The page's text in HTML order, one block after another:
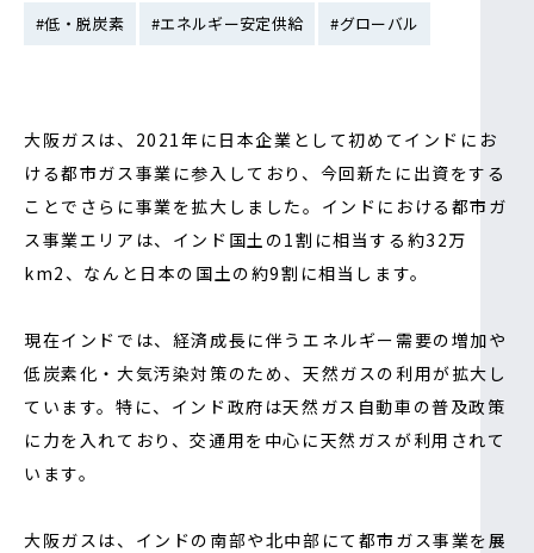
プレスリリース
ソーシャルメディア一覧
#低・脱炭素 #エネルギー安定供給 #グローバル
大阪ガスは、2021年に日本企業として初めてインドにお
ける都市ガス事業に参入しており、今回新たに出資をする
ことでさらに事業を拡大しました。インドにおける都市ガ
ス事業エリアは、インド国土の1割に相当する約32万
km2、なんと日本の国土の約9割に相当します。
現在インドでは、経済成長に伴うエネルギー需要の増加や
低炭素化・大気汚染対策のため、天然ガスの利用が拡大し
ています。特に、インド政府は天然ガス自動車の普及政策
に力を入れており、交通用を中心に天然ガスが利用されて
います。
大阪ガスは、インドの南部や北中部にて都市ガス事業を展